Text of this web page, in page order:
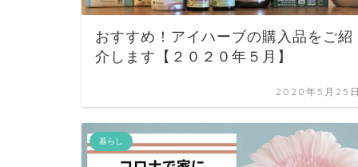
おすすめ！アイハーブの購入品をご紹
介します【２０２０年５月】
2020年5月25日
暮らし